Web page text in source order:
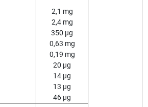
2,1 mg
2,4 mg
350 µg
0,63 mg
0,19 mg
20 µg
14 µg
13 µg
46 µg